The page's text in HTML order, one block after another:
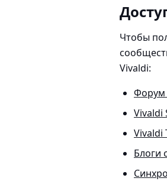
Чтобы
Vivaldi:
Форум
Vivaldi
Vivaldi
Блоги